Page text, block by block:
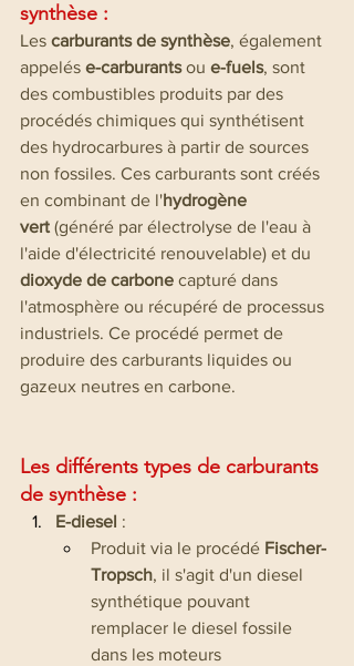
synthèse :
Les carburants de synthèse, également
appelés e-carburants ou e-fuels, sont
des combustibles produits par des
procédés chimiques qui synthétisent
des hydrocarbures à partir de sources
non fossiles. Ces carburants sont créés
en combinant de l'hydrogène
vert (généré par électrolyse de l'eau à
l'aide d'électricité renouvelable) et du
dioxyde de carbone capturé dans
l'atmosphère ou récupéré de processus
industriels. Ce procédé permet de
produire des carburants liquides ou
gazeux neutres en carbone.
Les différents types de carburants
de synthèse :
E-diesel :
Produit via le procédé Fischer-
Tropsch, il s'agit d'un diesel
synthétique pouvant
remplacer le diesel fossile
dans les moteurs